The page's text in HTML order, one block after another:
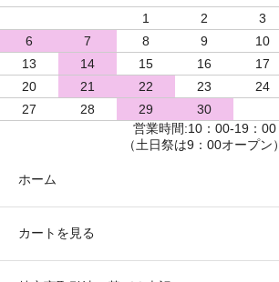
1
2 3
6
7 8 9 10
13
14 15 16 17
20
21 22 23 24
27
28 29
30
営業時間:10：00-19：00
（土日祭は9：00オープン）
ホーム
カートを見る